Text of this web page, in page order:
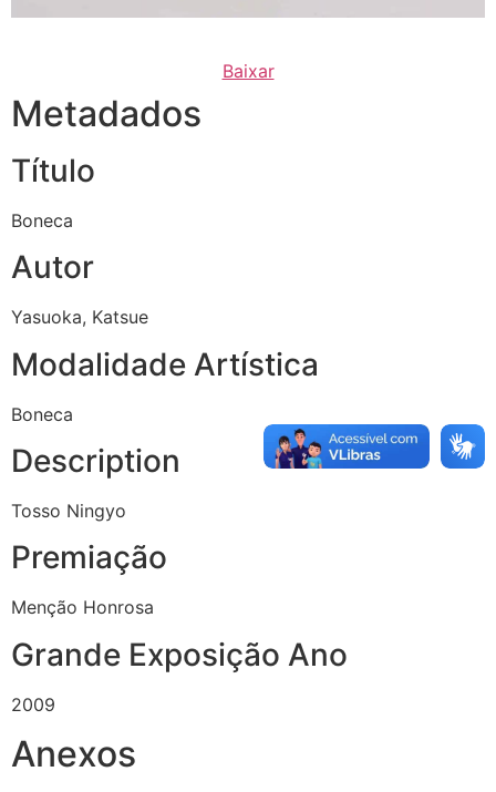
Baixar
Metadados
Título
Boneca
Autor
Yasuoka, Katsue
Modalidade Artística
Boneca
Description
Tosso Ningyo
Premiação
Menção Honrosa
Grande Exposição Ano
2009
Anexos